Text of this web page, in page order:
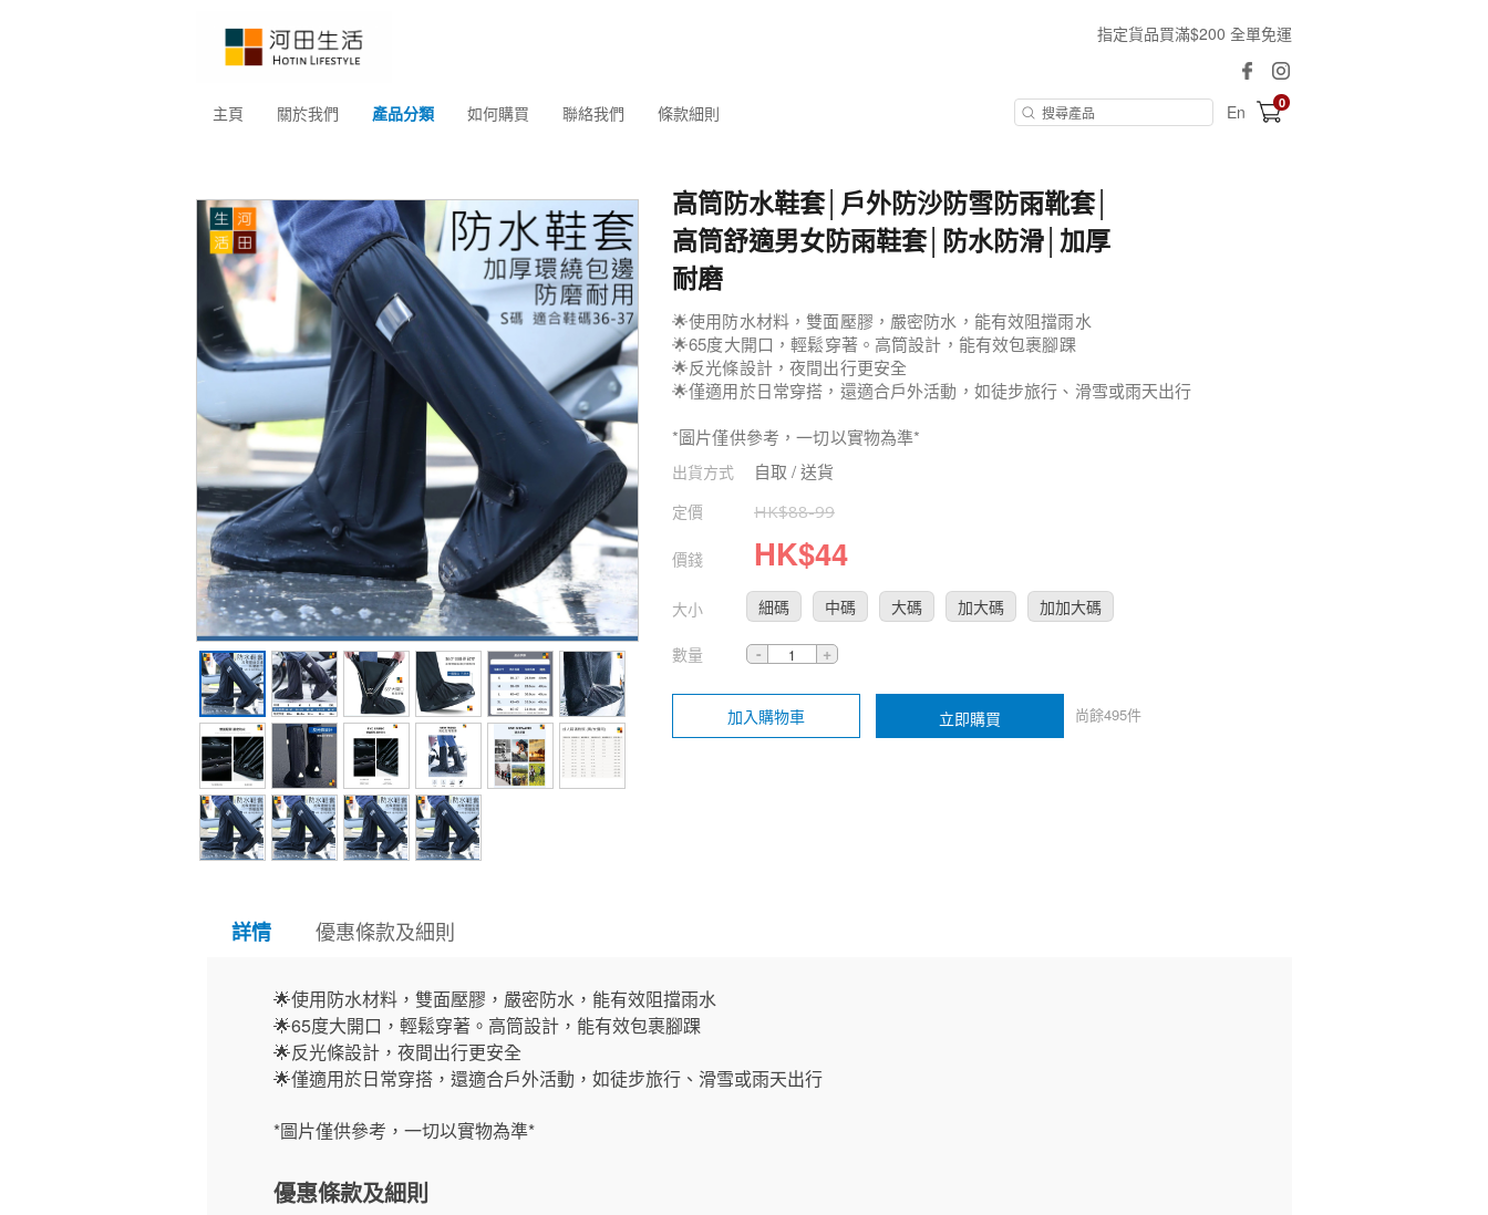
指定貨品買滿$200 全單免運
主頁 關於我們 產品分類 如何購買 聯絡我們 條款細則 En 0
高筒防水鞋套│戶外防沙防雪防雨靴套│
高筒舒適男女防雨鞋套│防水防滑│加厚
耐磨
🌟使用防水材料，雙面壓膠，嚴密防水，能有效阻擋雨水
🌟65度大開口，輕鬆穿著。高筒設計，能有效包裹腳踝
🌟反光條設計，夜間出行更安全
🌟僅適用於日常穿搭，還適合戶外活動，如徒步旅行、滑雪或雨天出行
*圖片僅供參考，一切以實物為準*
出貨方式 自取 / 送貨
定價 HK$88-99
價錢 HK$44
大小 細碼 中碼 大碼 加大碼 加加大碼
數量
加入購物車 立即購買 尚餘495件
詳情 優惠條款及細則
🌟使用防水材料，雙面壓膠，嚴密防水，能有效阻擋雨水
🌟65度大開口，輕鬆穿著。高筒設計，能有效包裹腳踝
🌟反光條設計，夜間出行更安全
🌟僅適用於日常穿搭，還適合戶外活動，如徒步旅行、滑雪或雨天出行
*圖片僅供參考，一切以實物為準*
優惠條款及細則